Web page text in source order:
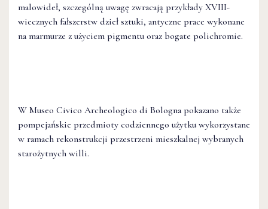
malowideł, szczególną uwagę zwracają przykłady XVIII-
wiecznych fałszerstw dzieł sztuki, antyczne prace wykonane
na marmurze z użyciem pigmentu oraz bogate polichromie.
W Museo Civico Archeologico di Bologna pokazano także
pompejańskie przedmioty codziennego użytku wykorzystane
w ramach rekonstrukcji przestrzeni mieszkalnej wybranych
starożytnych willi.